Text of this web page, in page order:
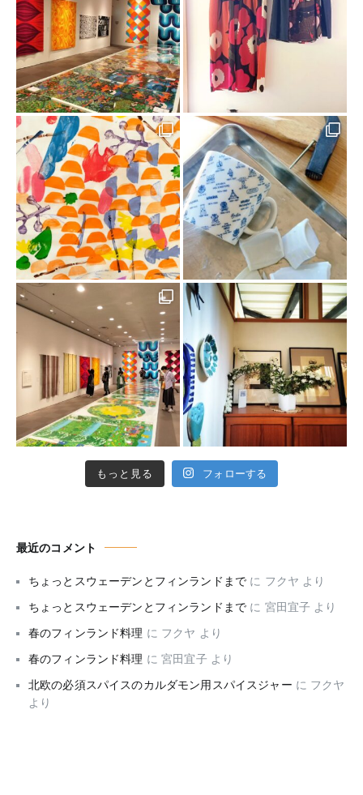
もっと見る フォローする
最近のコメント
ちょっとスウェーデンとフィンランドまで に フクヤ より
ちょっとスウェーデンとフィンランドまで に 宮田宜子 より
春のフィンランド料理 に フクヤ より
春のフィンランド料理 に宮田宜子 より
北欧の必須スパイスのカルダモン用スパイスジャー に フクヤ
より